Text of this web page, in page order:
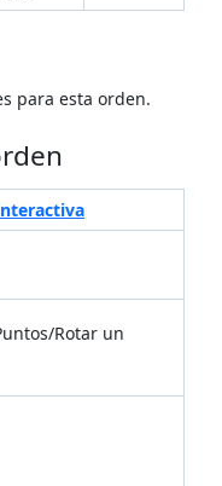
para esta orden.
Rotar un